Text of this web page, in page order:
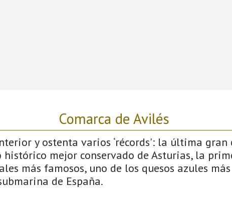
Comarca de Avilés
y ostenta varios ‘récords': la última gran
histórico mejor conservado de Asturias, la
más famosos, uno de los quesos azules más
de España.